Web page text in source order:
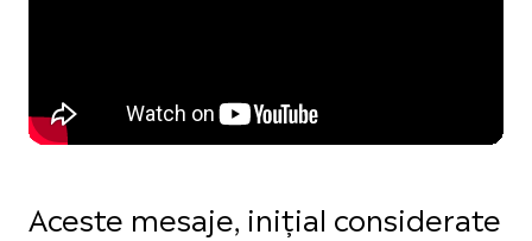
Aceste mesaje, inițial considerate